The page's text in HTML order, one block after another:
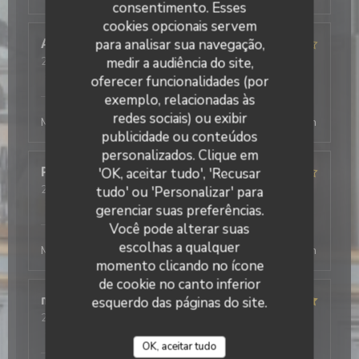
consentimento. Esses
cookies opcionais servem
para analisar sua navegação,
medir a audiência do site,
oferecer funcionalidades (por
exemplo, relacionadas às
redes sociais) ou exibir
publicidade ou conteúdos
personalizados. Clique em
'OK, aceitar tudo', 'Recusar
tudo' ou 'Personalizar' para
gerenciar suas preferências.
Você pode alterar suas
escolhas a qualquer
momento clicando no ícone
de cookie no canto inferior
esquerdo das páginas do site.
OK, aceitar tudo
Antonio
T
2026-08-03
- 19:30 - guests 2
/5 ambience: menu: 5 /5 quality_price
L'Office has responded to the review
Merci beaucoup ! Au plaisir de vous revoir, la direction
Philippe
D
2026-08-03- 19:45 - guests 4
ambience 4 /5 quality_price
has responded to the review
Merci beaucoup ! Au plaisir de vous revoir, la direction
mathis
A
2026-08-01
has responded to the review